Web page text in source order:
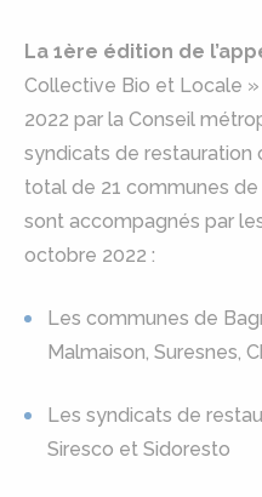
La 1ère édition de
Collective Bio et Locale
2022 par la Conseil
syndicats de restauration
total de 21 communes
sont accompagnés par
octobre 2022 :
Les communes de
Malmaison, Suresnes,
Les syndicats de
Siresco et Sidoresto